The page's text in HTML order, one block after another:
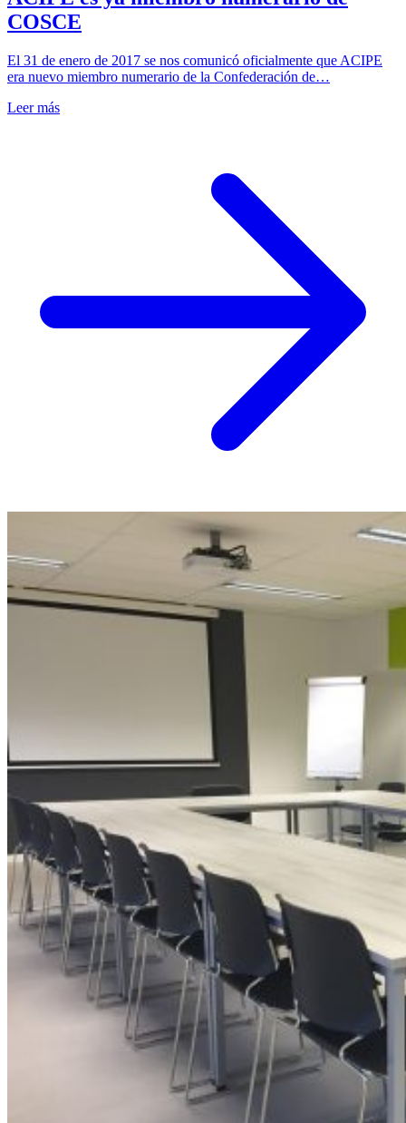
COSCE
El 31 de enero de 2017 se nos comunicó oficialmente que ACIPE
era nuevo miembro numerario de la Confederación de…
Leer más